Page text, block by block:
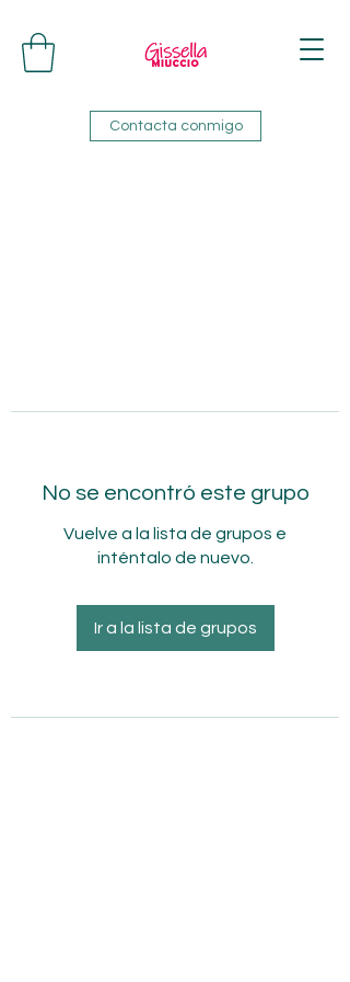
Contacta conmigo
No se encontró este grupo
Vuelve a la lista de grupos e
inténtalo de nuevo.
Ir a la lista de grupos